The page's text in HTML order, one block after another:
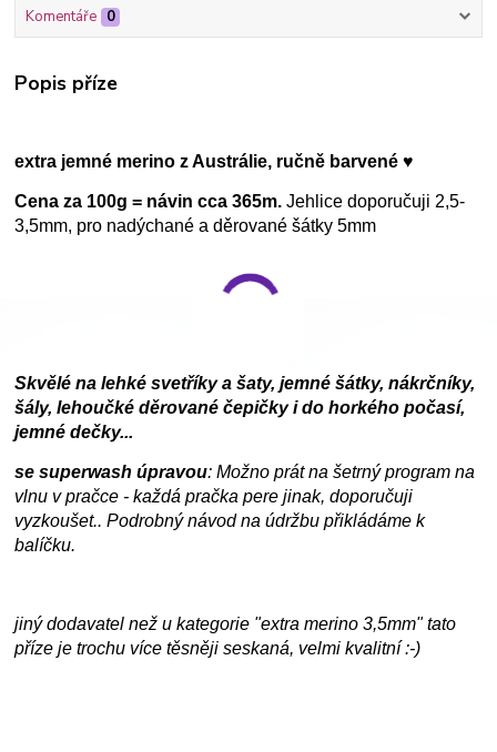
Komentáře 0
Popis příze
extra jemné merino z Austrálie, ručně barvené ♥
Cena za 100g = návin cca 365m. Jehlice doporučuji 2,5-
3,5mm, pro nadýchané a děrované šátky 5mm
Skvělé na lehké svetříky a šaty, jemné šátky, nákrčníky,
šály, lehoučké děrované čepičky i do horkého počasí,
jemné dečky...
se superwash úpravou: Možno prát na šetrný program na
vlnu v pračce - každá pračka pere jinak, doporučuji
vyzkoušet.. Podrobný návod na údržbu přikládáme k
balíčku.
jiný dodavatel než u kategorie "extra merino 3,5mm" tato
příze je trochu více těsněji seskaná, velmi kvalitní :-)